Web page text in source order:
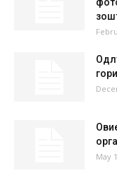
May